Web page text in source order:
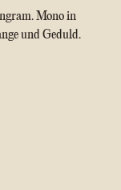
Mono in
und Geduld.